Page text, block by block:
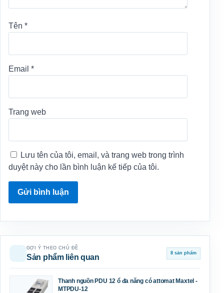
Tên *
Email *
Trang web
Lưu tên của tôi, email, và trang web trong trình
duyệt này cho lần bình luận kế tiếp của tôi.
8 sản phẩm
GỢI Ý THEO CHỦ ĐỀ
Sản phẩm liên quan
Thanh nguồn PDU 12 ổ đa năng có attomat Maxtel -
MTPDU-12